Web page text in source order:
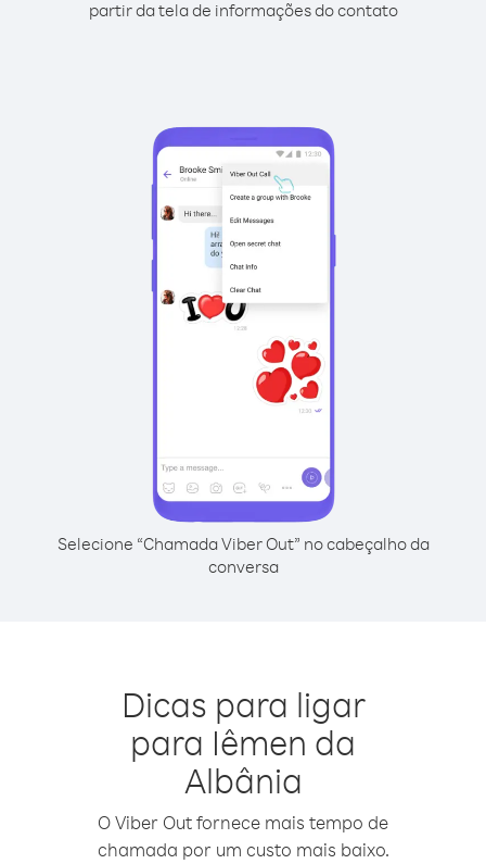
partir da tela de informações do contato
Selecione “Chamada Viber Out” no cabeçalho da
conversa
Dicas para ligar
para Iêmen da
Albânia
O Viber Out fornece mais tempo de
chamada por um custo mais baixo.